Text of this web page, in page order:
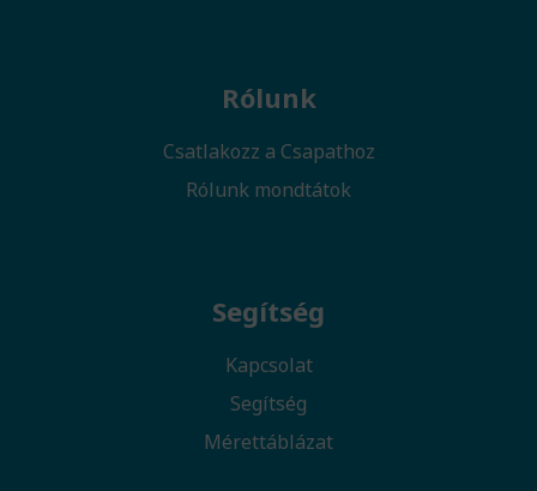
Rólunk
Csatlakozz a Csapathoz
Rólunk mondtátok
Segítség
Kapcsolat
Segítség
Mérettáblázat